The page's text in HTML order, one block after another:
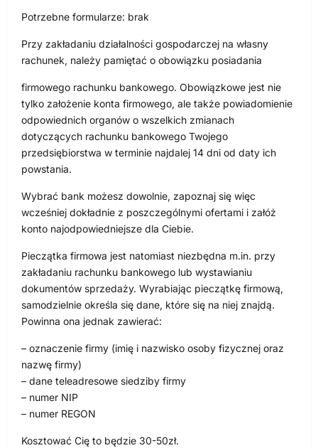
Potrzebne formularze: brak
Przy zakładaniu działalności gospodarczej na własny
rachunek, należy pamiętać o obowiązku posiadania
firmowego rachunku bankowego. Obowiązkowe jest nie
tylko założenie konta firmowego, ale także powiadomienie
odpowiednich organów o wszelkich zmianach
dotyczących rachunku bankowego Twojego
przedsiębiorstwa w terminie najdalej 14 dni od daty ich
powstania.
Wybrać bank możesz dowolnie, zapoznaj się więc
wcześniej dokładnie z poszczególnymi ofertami i załóż
konto najodpowiedniejsze dla Ciebie.
Pieczątka firmowa jest natomiast niezbędna m.in. przy
zakładaniu rachunku bankowego lub wystawianiu
dokumentów sprzedaży. Wyrabiając pieczątkę firmową,
samodzielnie określa się dane, które się na niej znajdą.
Powinna ona jednak zawierać:
– oznaczenie firmy (imię i nazwisko osoby fizycznej oraz
nazwę firmy)
– dane teleadresowe siedziby firmy
– numer NIP
– numer REGON
Kosztować Cię to będzie 30-50zł.